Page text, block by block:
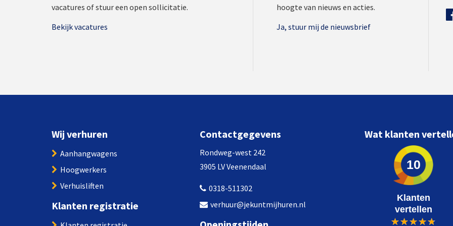
vacatures of stuur een open sollicitatie.
Bekijk vacatures
hoogte van nieuws en acties.
Ja, stuur mij de nieuwsbrief
Wij verhuren
Aanhangwagens
Hoogwerkers
Verhuisliften
Klanten registratie
Contactgegevens
Rondweg-west 242
3905 LV Veenendaal
0318-511302
verhuur@jekuntmijhuren.nl
Wat klanten
10
Klanten
vertellen